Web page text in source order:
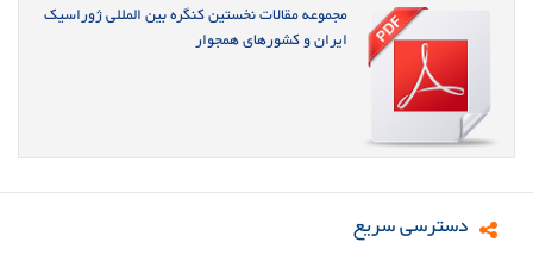
مجموعه مقالات نخستین کنگره بین المللی ژوراسیک
ایران و کشورهای همجوار
دسترسی سریع